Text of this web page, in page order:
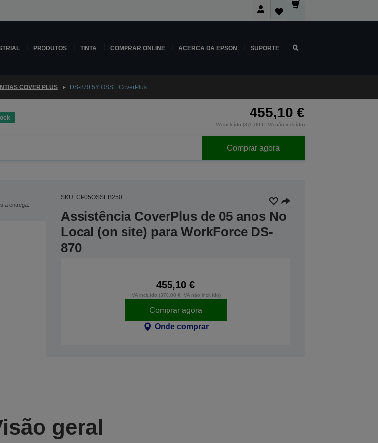
PRODUTOS TINTA COMPRAR ONLINE ACERCA DA EPSON SUPORTE
COVER PLUS DS-870 5Y OSSE CoverPlus
455,10 €
IVA incluído (370,00 € IVA não incluído)
Comprar agora
a entrega.
SKU: CP05OSSEB250
Assistência CoverPlus de 05 anos No
Local (on site) para WorkForce DS-
870
455,10 €
IVA incluído (370,00 € IVA não incluído)
Comprar agora
Onde comprar
geral